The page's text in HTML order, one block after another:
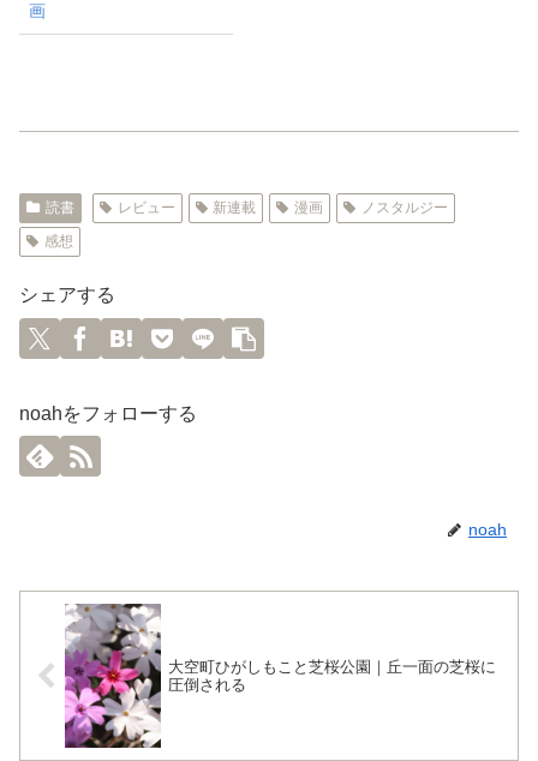
画
読書 レビュー 新連載 漫画
ノスタルジー
感想
シェアする
noahをフォローする
noah
大空町ひがしもこと芝桜公園｜丘一面の芝桜に
圧倒される